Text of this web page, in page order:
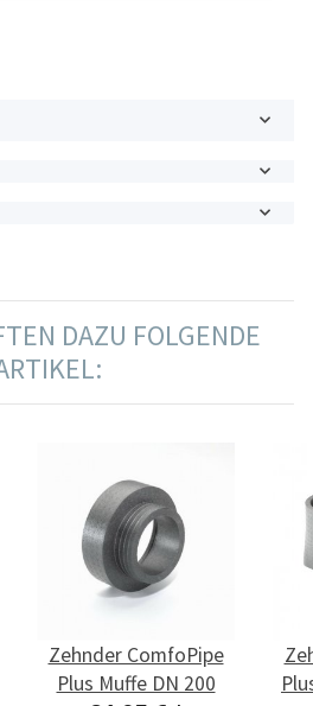
DAZU FOLGENDE
Zehnder ComfoPipe
Plus Muffe DN 200